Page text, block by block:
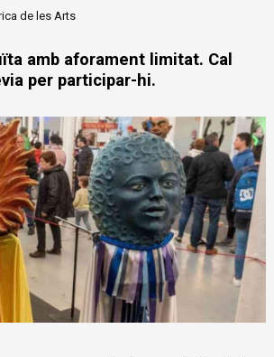
de les Arts
amb aforament limitat. Cal
per participar-hi.